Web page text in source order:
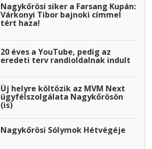
Nagykőrösi siker a Farsang Kupán:
Várkonyi Tibor bajnoki címmel
tért haza!
20 éves a YouTube, pedig az
eredeti terv randioldalnak indult
Új helyre költözik az MVM Next
ügyfélszolgálata Nagykőrösön
(is)
Nagykőrösi Sólymok Hétvégéje